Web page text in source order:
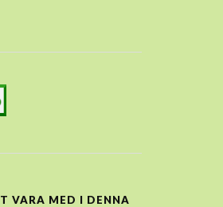
VARA MED I DENNA